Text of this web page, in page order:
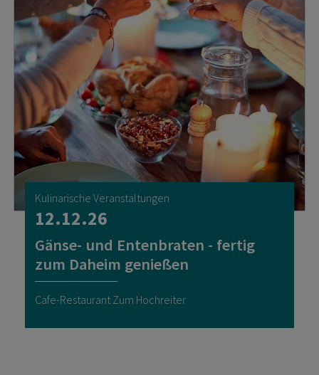
Kulinarische Veranstaltungen
12.12.26
Gänse- und Entenbraten - fertig
zum Daheim genießen
Cafe-Restaurant Zum Hochreiter